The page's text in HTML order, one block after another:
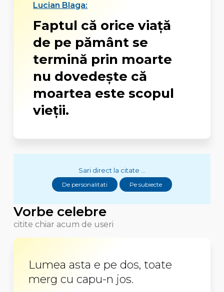
Lucian Blaga:
Faptul că orice viață
de pe pământ se
termină prin moarte
nu dovedește că
moartea este scopul
vieții.
Sari direct la citate ...
De personalitati Pe subiecte
Vorbe celebre
citite chiar acum de useri
Lumea asta e pe dos, toate
merg cu capu-n jos.